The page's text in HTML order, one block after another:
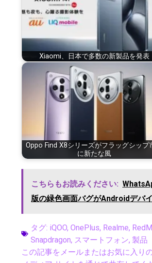
Xiaomi、日本で多数の新製品を発表
Oppo Find X8シリーズがフラッグシップ
に新たな風
こちらもお読みください:
版の緑色画面バグがAndroidデバ
タグ: iQOO, OnePlus, Realme,
Snapdragon, スマートフォン, 製品
この記事をメールまたはお気に入り